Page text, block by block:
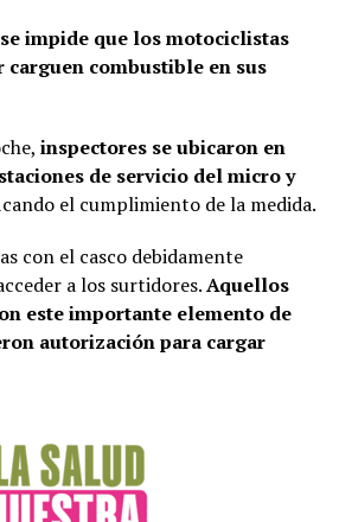
se impide que los motociclistas
carguen combustible en sus
inspectores se ubicaron en
de servicio del micro y
el cumplimiento de la medida.
con el casco debidamente
a los surtidores.Aquellos
este importante elemento de
autorización para cargar